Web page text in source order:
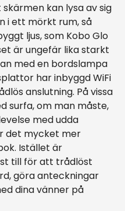
kan lysa av sig
i ett mörkt rum, så
ljus, som Kobo Glo
är ungefär lika starkt
med en bordslampa
har inbyggd WiFi
anslutning. På vissa
surfa, om man måste,
med udda
det mycket mer
Istället är
till för att trådlöst
göra anteckningar
dina vänner på